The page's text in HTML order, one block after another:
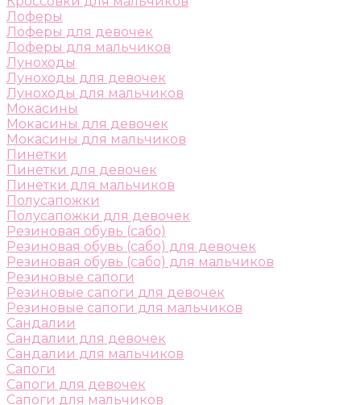
Лоферы
Лоферы для девочек
Лоферы для мальчиков
Луноходы
Луноходы для девочек
Луноходы для мальчиков
Мокасины
Мокасины для девочек
Мокасины для мальчиков
Пинетки
Пинетки для девочек
Пинетки для мальчиков
Полусапожки
Полусапожки для девочек
Резиновая обувь (сабо)
Резиновая обувь (сабо) для девочек
Резиновая обувь (сабо) для мальчиков
Резиновые сапоги
Резиновые сапоги для девочек
Резиновые сапоги для мальчиков
Сандалии
Сандалии для девочек
Сандалии для мальчиков
Сапоги
Сапоги для девочек
Сапоги для мальчиков